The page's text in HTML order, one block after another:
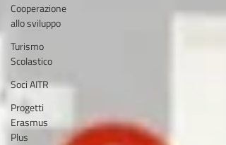
Cooperazione
allo sviluppo
Turismo
Scolastico
Soci AITR
Progetti
Erasmus
Plus